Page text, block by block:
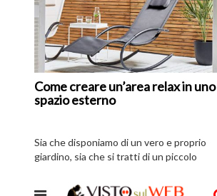
Come creare un’area relax in uno
spazio esterno
Sia che disponiamo di un vero e proprio
giardino, sia che si tratti di un piccolo